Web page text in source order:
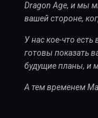
Dragon Age, и мы
вашей стороне,
У нас кое-что
готовы показать
будущие планы, и
А тем временем